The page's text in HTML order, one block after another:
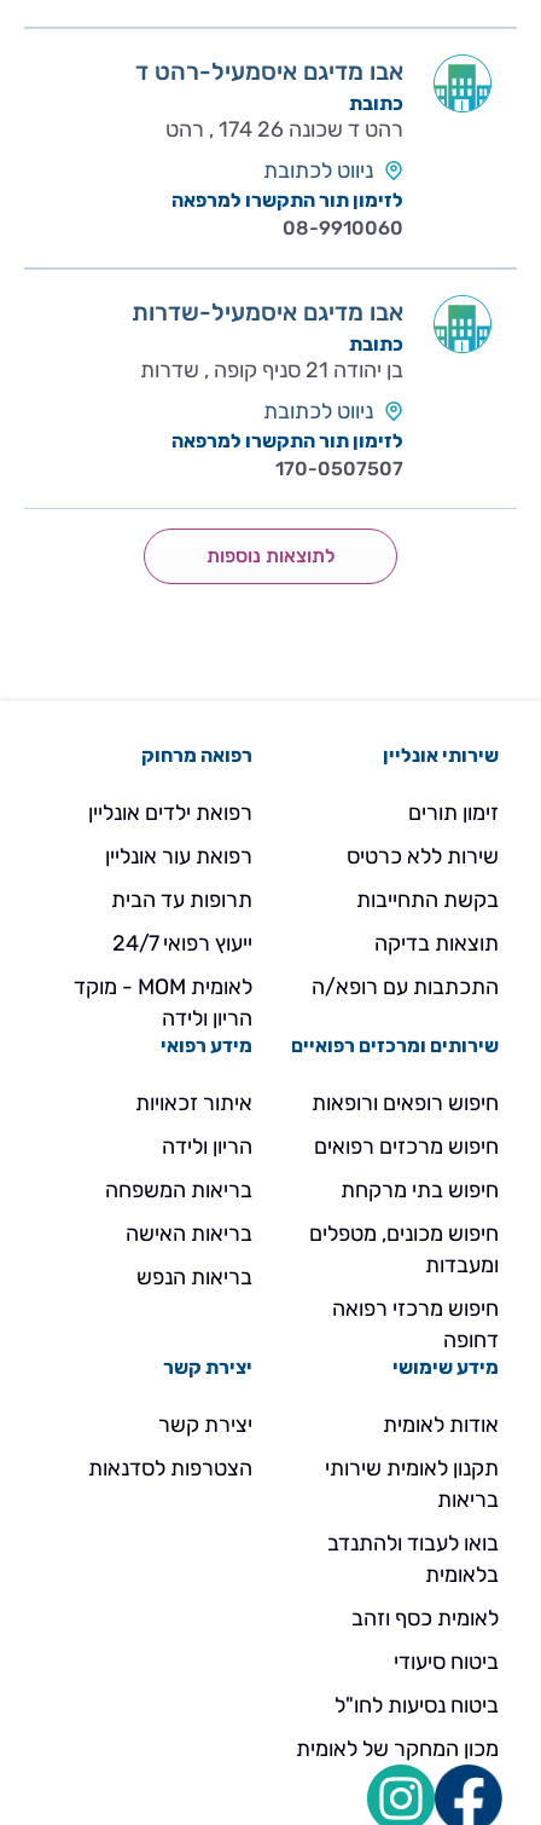
אבו מדיגם איסמעיל-רהט ד
כתובת
רהט ד שכונה 26 174 , רהט
ניווט לכתובת
לזימון תור התקשרו למרפאה
08-9910060
אבו מדיגם איסמעיל-שדרות
כתובת
בן יהודה 21 סניף קופה , שדרות
ניווט לכתובת
לזימון תור התקשרו למרפאה
170-0507507
לתוצאות נוספות
שירותי אונליין
זימון תורים
שירות ללא כרטיס
בקשת התחייבות
תוצאות בדיקה
התכתבות עם רופא/ה
רפואה מרחוק
רפואת ילדים אונליין
רפואת עור אונליין
תרופות עד הבית
ייעוץ רפואי 24/7
לאומית MOM - מוקד
הריון ולידה
שירותים ומרכזים רפואיים
חיפוש רופאים ורופאות
חיפוש מרכזים רפואים
חיפוש בתי מרקחת
חיפוש מכונים, מטפלים
ומעבדות
חיפוש מרכזי רפואה
דחופה
מידע רפואי
איתור זכאויות
הריון ולידה
בריאות המשפחה
בריאות האישה
בריאות הנפש
מידע שימושי
אודות לאומית
תקנון לאומית שירותי
בריאות
בואו לעבוד ולהתנדב
בלאומית
לאומית כסף וזהב
ביטוח סיעודי
ביטוח נסיעות לחו"ל
מכון המחקר של לאומית
יצירת קשר
יצירת קשר
הצטרפות לסדנאות